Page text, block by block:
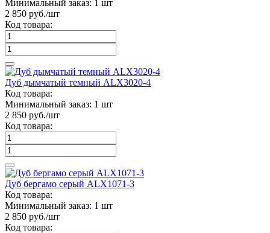
Минимальный заказ: 1 шт
2 850 руб./шт
Код товара:
Дуб дымчатый темный ALX3020-4
Код товара:
Минимальный заказ: 1 шт
2 850 руб./шт
Код товара:
Дуб бергамо серый ALX1071-3
Код товара:
Минимальный заказ: 1 шт
2 850 руб./шт
Код товара: